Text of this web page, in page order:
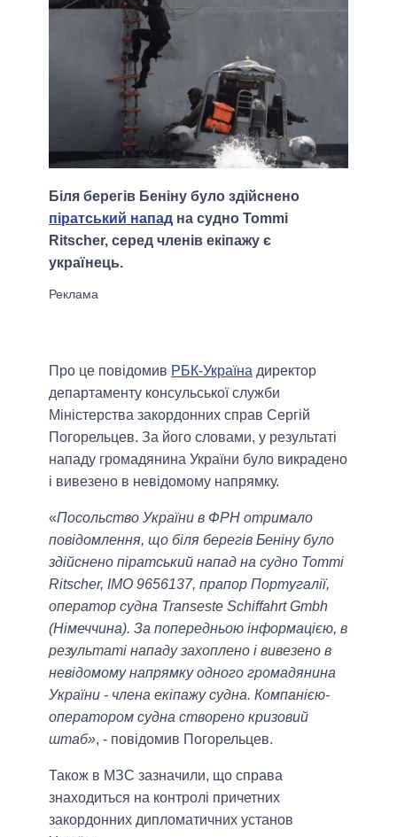
Біля берегів Беніну було здійснено
піратський напад на судно Tommi
Ritscher, серед членів екіпажу є
українець.
Про це повідомив РБК-Україна директор
департаменту консульської служби
Міністерства закордонних справ Сергій
Погорельцев. За його словами, у результаті
нападу громадянина України було викрадено
і вивезено в невідомому напрямку.
«Посольство України в ФРН отримало
повідомлення, що біля берегів Беніну було
здійснено піратський напад на судно Tommi
Ritscher, IMO 9656137, прапор Португалії,
оператор судна Transeste Schiffahrt Gmbh
(Німеччина). За попередньою інформацією, в
результаті нападу захоплено і вивезено в
невідомому напрямку одного громадянина
України - члена екіпажу судна. Компанією-
оператором судна створено кризовий
штаб», - повідомив Погорельцев.
Також в МЗС зазначили, що справа
знаходиться на контролі причетних
закордонних дипломатичних установ